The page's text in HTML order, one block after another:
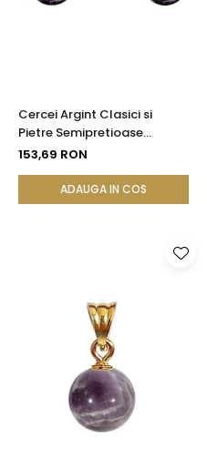
Cercei Argint Clasici si
Pietre Semipretioase
Naturale de Ametist de 8
153,69 RON
ADAUGA IN COS